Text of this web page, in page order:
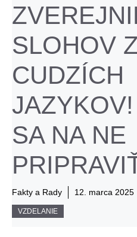
SLOHOV
CUDZÍCH
SA NA NE
Fakty a Rady 12. marca 2025
VZDELANIE